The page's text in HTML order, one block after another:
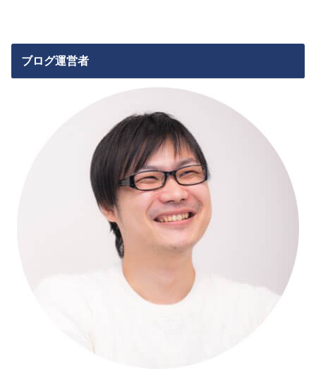
ブログ運営者